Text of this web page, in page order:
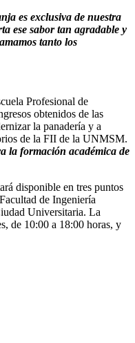
es exclusiva de nuestra
ese sabor tan agradable y
tanto los
Profesional de
obtenidos de las
la panadería y a
de la FII de la UNMSM.
la formación académica de
disponible en tres puntos
de Ingeniería
Universitaria. La
de 10:00 a 18:00 horas, y